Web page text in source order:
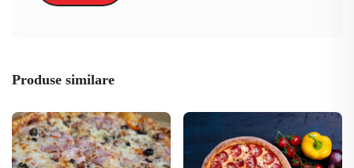
Produse similare